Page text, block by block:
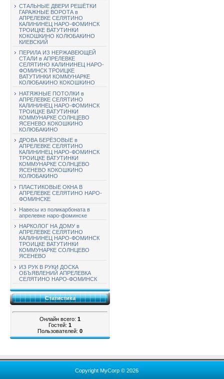
СТАЛЬНЫЕ ДВЕРИ РЕШЁТКИ
ГАРАЖНЫЕ ВОРОТА в
АПРЕЛЕВКЕ СЕЛЯТИНО
КАЛИНИНЕЦ НАРО-ФОМИНСК
ТРОИЦКЕ ВАТУТИНКИ
КОКОШКИНО КОЛЮБАКИНО
КИЕВСКИЙ
ПЕРИЛА ИЗ НЕРЖАВЕЮЩЕЙ
СТАЛИ в АПРЕЛЕВКЕ
СЕЛЯТИНО КАЛИНИНЕЦ НАРО-
ФОМИНСК ТРОИЦКЕ
ВАТУТИНКИ КОММУНАРКЕ
КОЛЮБАКИНО КОКОШКИНО
НАТЯЖНЫЕ ПОТОЛКИ в
АПРЕЛЕВКЕ СЕЛЯТИНО
КАЛИНИНЕЦ НАРО-ФОМИНСК
ТРОИЦКЕ ВАТУТИНКИ
КОММУНАРКЕ СОЛНЦЕВО
ЯСЕНЕВО КОКОШКИНО
КОЛЮБАКИНО
ДРОВА БЕРЁЗОВЫЕ в
АПРЕЛЕВКЕ СЕЛЯТИНО
КАЛИНИНЕЦ НАРО-ФОМИНСК
ТРОИЦКЕ ВАТУТИНКИ
КОММУНАРКЕ СОЛНЦЕВО
ЯСЕНЕВО КОКОШКИНО
КОЛЮБАКИНО
ПЛАСТИКОВЫЕ ОКНА В
АПРЕЛЕВКЕ СЕЛЯТИНО НАРО-
ФОМИНСКЕ
Навесы из поликарбоната в
апрелевке наро-фоминске
НАРКОЛОГ НА ДОМУ в
АПРЕЛЕВКЕ СЕЛЯТИНО
КАЛИНИНЕЦ НАРО-ФОМИНСК
ТРОИЦКЕ ВАТУТИНКИ
КОММУНАРКЕ СОЛНЦЕВО
ЯСЕНЕВО
ИЗ РУК В РУКИ ДОСКА
ОБЪЯВЛЕНИЙ АПРЕЛЕВКА
СЕЛЯТИНО НАРО-ФОМИНСК
Статистика
Онлайн всего: 1
Гостей: 1
Пользователей: 0
Copyright MyCorp © 2026